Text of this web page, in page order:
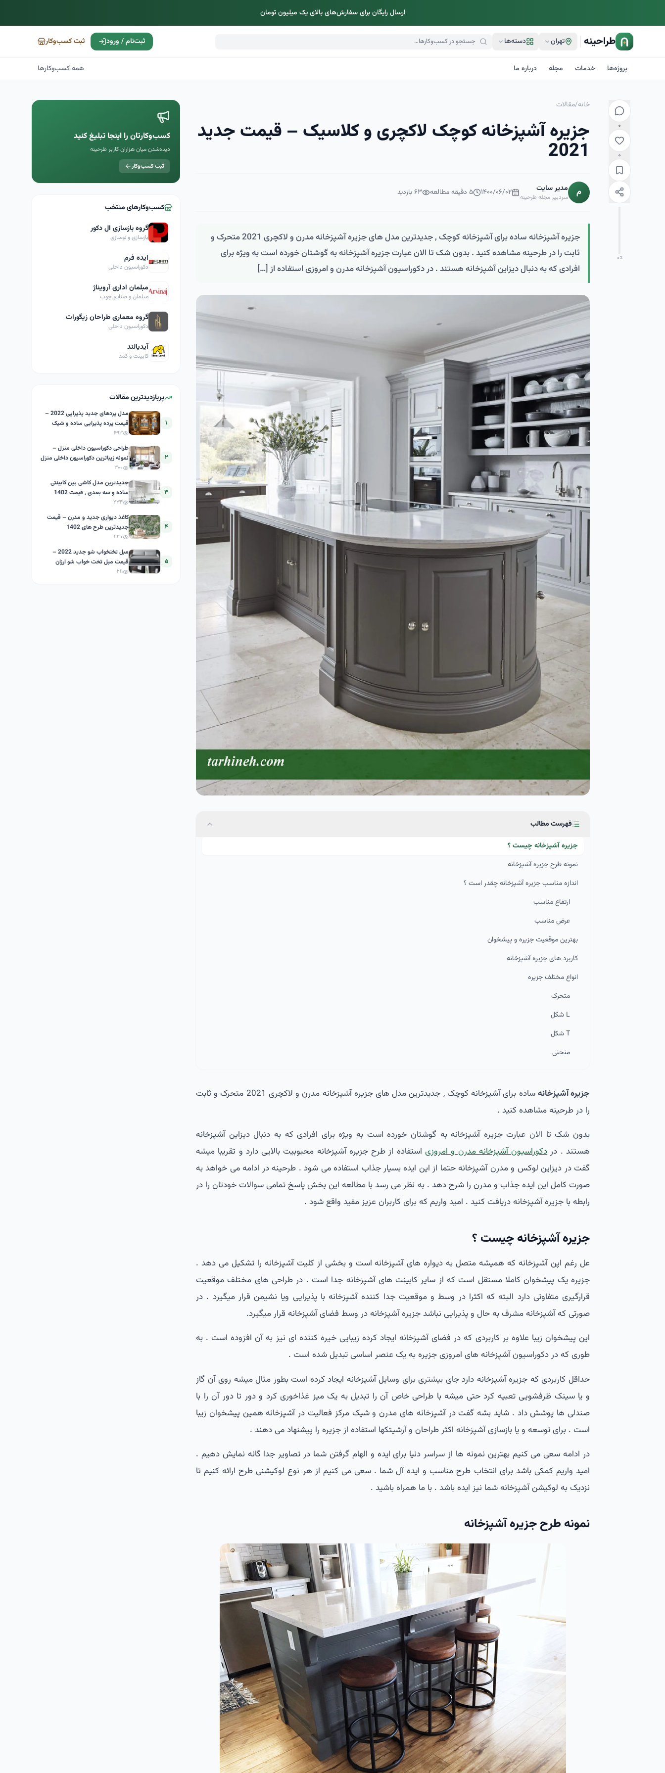
ارسال رایگان برای سفارش‌های بالای یک میلیون تومان
طراحینه تهران دسته‌ها ثبت کسب‌وکار ثبت‌نام / ورود
پروژه‌ها خدمات مجله درباره ما همه کسب‌وکارها
۰
۰
۰٪
خانه/مقالات
جزیره آشپزخانه کوچک لاکچری و کلاسیک – قیمت جدید
2021
م مدیر سایت
سردبیر مجله طرحینه ۱۴۰۰/۰۶/۰۲ ۵ دقیقه مطالعه ۶۳بازدید
جزیره آشپزخانه ساده برای آشپزخانه کوچک , جدیدترین مدل های جزیره آشپزخانه مدرن و لاکچری 2021 متحرک و
ثابت را در طرحینه مشاهده کنید . بدون شک تا الان عبارت جزیره آشپزخانه به گوشتان خورده است به ویژه برای
افرادی که به دنبال دیزاین آشپزخانه هستند . در دکوراسیون آشپزخانه مدرن و امروزی استفاده از […]
فهرست مطالب
جزیره آشپزخانه چیست ؟
نمونه طرح جزیره آشپزخانه
اندازه مناسب جزیره آشپزخانه چقدر است ؟
ارتفاع مناسب
عرض مناسب
بهترین موقعیت جزیره و پیشخوان
کاربرد های جزیره آشپزخانه
انواع مختلف جزیره
متحرک
L شکل
T شکل
منحنی
جزیره آشپزخانه
ساده برای آشپزخانه کوچک , جدیدترین مدل های جزیره آشپزخانه مدرن و لاکچری 2021 متحرک و ثابت
را در طرحینه مشاهده کنید .
بدون شک تا الان عبارت جزیره آشپزخانه به گوشتان خورده است به ویژه برای افرادی که به دنبال دیزاین آشپزخانه
هستند . دردکوراسیون آشپزخانه مدرن و امروزیاستفاده از طرح جزیره آشپزخانه محبوبیت بالایی دارد و تقریبا میشه
گفت در دیزاین لوکس و مدرن آشپزخانه حتما از این ایده بسیار جذاب استفاده می شود . طرحینه در ادامه می خواهد به
صورت کامل این ایده جذاب و مدرن را شرح دهد . به نظر می رسد با مطالعه این بخش پاسخ تمامی سوالات خودتان را در
رابطه با جزیره آشپزخانه دریافت کنید . امید واریم که برای کاربران عزیز مفید واقع شود .
جزیره آشپزخانه چیست ؟
عل رغم اپن آشپزخانه که همیشه متصل به دیواره های آشپزخانه است و بخشی از کلیت آشپزخانه را تشکیل می دهد .
جزیره یک پیشخوان کاملا مستقل است که از سایر کابینت های آشپزخانه جدا است . در طراحی های مختلف موقعیت
قرارگیری متفاوتی دارد البته که اکثرا در وسط و موقعیت جدا کننده آشپزخانه با پذیرایی ویا نشیمن قرار میگیرد . در
صورتی که آشپزخانه مشرف به حال و پذیرایی نباشد جزیره آشپزخانه در وسط فضای آشپزخانه قرار میگیرد.
این پیشخوان زیبا علاوه بر کاربردی که در فضای آشپزخانه ایجاد کرده زیبایی خیره کننده ای نیز به آن افزوده است . به
طوری که در دکوراسیون آشپزخانه های امروزی جزیره به یک عنصر اساسی تبدیل شده است .
حداقل کاربردی که جزیره آشپزخانه دارد جای بیشتری برای وسایل آشپزخانه ایجاد کرده است بطور مثال میشه روی آن گاز
و یا سینک ظرفشویی تعبیه کرد حتی میشه با طراحی خاص آن را تبدیل به یک میز غذاخوری کرد و دور تا دور آن را با
صندلی ها پوشش داد . شاید بشه گفت در آشپزخانه های مدرن و شیک مرکز فعالیت در آشپزخانه همین پیشخوان زیبا
است . برای توسعه و یا بازسازی آشپزخانه اکثر طراحان و آرشیتکها استفاده از جزیره را پیشنهاد می دهند .
در ادامه سعی می کنیم بهترین نمونه ها از سراسر دنیا برای ایده و الهام گرفتن شما در تصاویر جدا گانه نمایش دهیم .
امید واریم کمکی باشد برای انتخاب طرح مناسب و ایده آل شما . سعی می کنیم از هر نوع لوکیشنی طرح ارائه کنیم تا
نزدیک به لوکیشن آشپزخانه شما نیز ایده باشد . با ما همراه باشید .
نمونه طرح جزیره آشپزخانه
کسب‌وکارتان را اینجا تبلیغ کنید
دیده‌شدن میان هزاران کاربر طرحینه
ثبت کسب‌وکار
کسب‌وکارهای منتخب
گروه بازسازی ال دکور
بازسازی و نوسازی
ایده فرم
دکوراسیون داخلی
مبلمان اداری آرویناژ
مبلمان و صنایع چوب
گروه معماری طراحان زیگورات
دکوراسیون داخلی
آیدیالند
کابینت و کمد
پربازدیدترین مقالات
۱
مدل پردهای جدید پذیرایی 2022 –
قیمت پرده پذیرایی ساده و شیک
۴۹۳
۲
طراحی دکوراسیون داخلی منزل –
نمونه زیباترین دکوراسیون داخلی منزل
ایرانی
۳۰۰
۳
جدیدترین مدل کاشی بین کابینتی
ساده و سه بعدی , قیمت 1402
۲۳۴
۴
کاغذ دیواری جدید و مدرن – قیمت
جدیدترین طرح های 1402
۲۳۰
۵
مبل تختخواب شو جدید 2022 –
قیمت مبل تخت خواب شو ارزان
۲۱۱